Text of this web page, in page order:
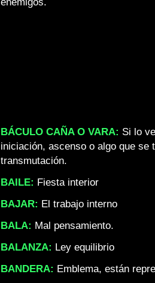
BÁCULO CAÑA O VARA: Si lo
iniciación, ascenso o algo que se
transmutación.
BAILE: Fiesta interior
BAJAR: El trabajo interno
BALA: Mal pensamiento.
BALANZA: Ley equilibrio
BANDERA: Emblema, están